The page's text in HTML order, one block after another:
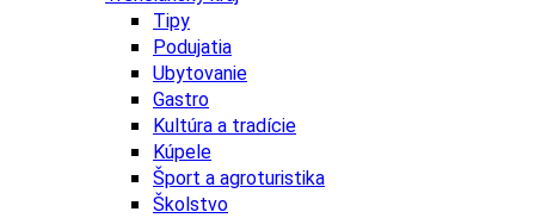
Tipy
Podujatia
Ubytovanie
Gastro
Kultúra a tradície
Kúpele
Šport a agroturistika
Školstvo